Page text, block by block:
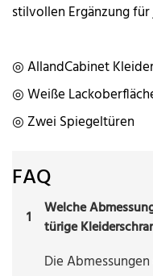
stilvollen Ergänzung
◎ AllandCabinet
◎ Weiße
◎ Zwei Spiegeltüren
FAQ
1
Welche
türige
Die